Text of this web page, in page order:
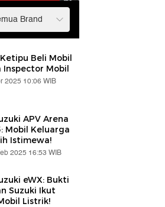
Beli Mobil
Inspector Mobil
2025 10:06 WIB
APV Arena
Mobil Keluarga
Istimewa!
2025 16:53 WIB
eWX: Bukti
Suzuki Ikut
Listrik!